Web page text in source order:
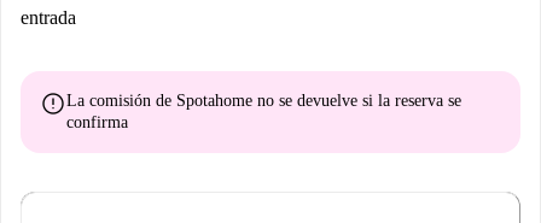
entrada
errorLa comisión de Spotahome no se devuelve si la reserva se
confirma